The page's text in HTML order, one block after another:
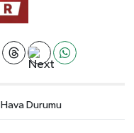
Hava Durumu